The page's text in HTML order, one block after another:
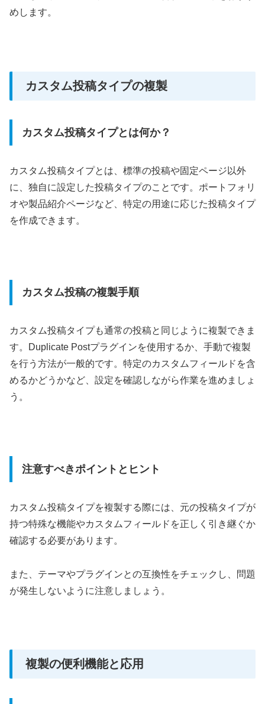
めします。
カスタム投稿タイプの複製
カスタム投稿タイプとは何か？
カスタム投稿タイプとは、標準の投稿や固定ページ以外
に、独自に設定した投稿タイプのことです。ポートフォリ
オや製品紹介ページなど、特定の用途に応じた投稿タイプ
を作成できます。
カスタム投稿の複製手順
カスタム投稿タイプも通常の投稿と同じように複製できま
す。Duplicate Postプラグインを使用するか、手動で複製
を行う方法が一般的です。特定のカスタムフィールドを含
めるかどうかなど、設定を確認しながら作業を進めましょ
う。
注意すべきポイントとヒント
カスタム投稿タイプを複製する際には、元の投稿タイプが
持つ特殊な機能やカスタムフィールドを正しく引き継ぐか
確認する必要があります。
また、テーマやプラグインとの互換性をチェックし、問題
が発生しないように注意しましょう。
複製の便利機能と応用